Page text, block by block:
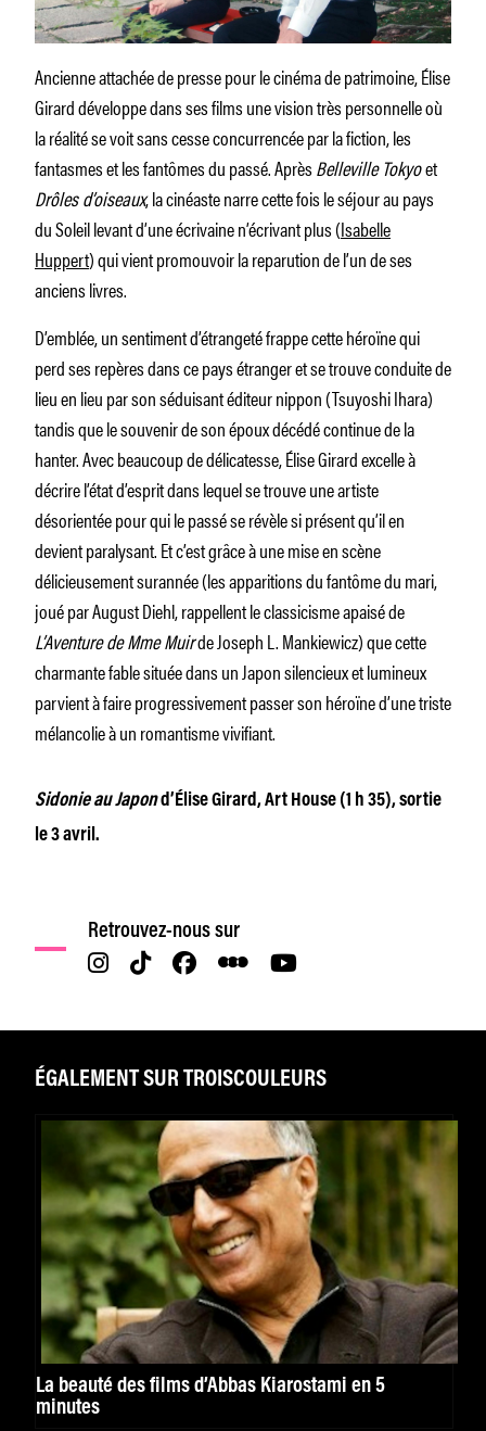
Ancienne attachée de presse pour le cinéma de patrimoine, Élise
Girard développe dans ses films une vision très personnelle où
la réalité se voit sans cesse concurrencée par la fiction, les
fantasmes et les fantômes du passé. AprèsBelleville Tokyoet
Drôles d’oiseaux, la cinéaste narre cette fois le séjour au pays
du Soleil levant d’une écrivaine n’écrivant plus (Isabelle
Huppert) qui vient promouvoir la reparution de l’un de ses
anciens livres.
D’emblée, un sentiment d’étrangeté frappe cette héroïne qui
perd ses repères dans ce pays étranger et se trouve conduite de
lieu en lieu par son séduisant éditeur nippon (Tsuyoshi Ihara)
tandis que le souvenir de son époux décédé continue de la
hanter. Avec beaucoup de délicatesse, Élise Girard excelle à
décrire l’état d’esprit dans lequel se trouve une artiste
désorientée pour qui le passé se révèle si présent qu’il en
devient paralysant. Et c’est grâce à une mise en scène
délicieusement surannée (les apparitions du fantôme du mari,
joué par August Diehl, rappellent le classicisme apaisé de
L’Aventure de Mme Muirde Joseph L. Mankiewicz) que cette
charmante fable située dans un Japon silencieux et lumineux
parvient à faire progressivement passer son héroïne d’une triste
mélancolie à un romantisme vivifiant.
Sidonie au Japond’Élise Girard, Art House (1 h 35), sortie
le 3 avril.
Retrouvez-nous sur
ÉGALEMENT SUR TROISCOULEURS
La beauté des films d’Abbas Kiarostami en 5
minutes